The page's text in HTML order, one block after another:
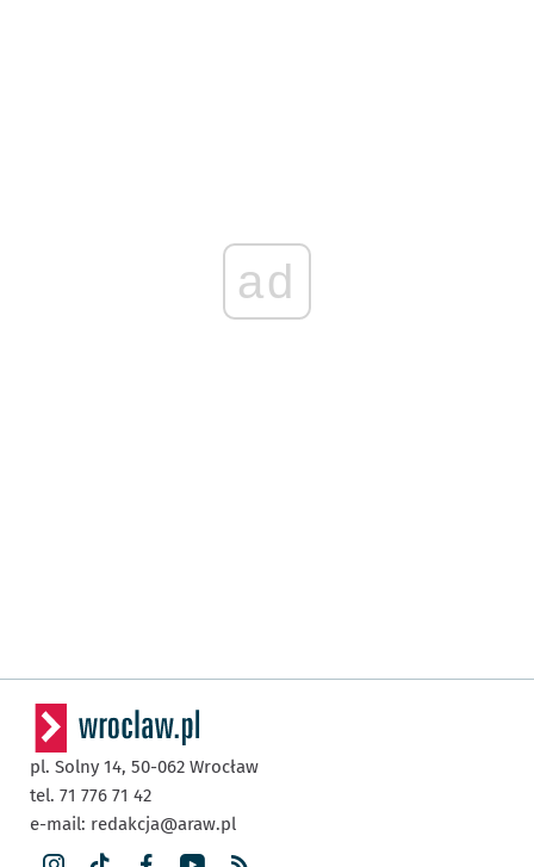
ad
pl. Solny 14, 50-062 Wrocław
tel. 71 776 71 42
e-mail: redakcja@araw.pl